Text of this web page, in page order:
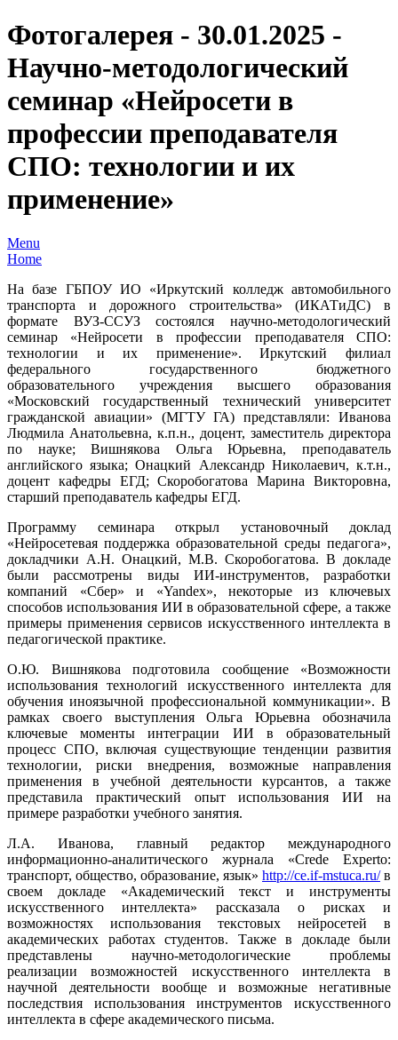
Фотогалерея - 30.01.2025 -
Научно-методологический
семинар «Нейросети в
профессии преподавателя
СПО: технологии и их
применение»
Menu
Home
На базе ГБПОУ ИО «Иркутский колледж автомобильного
транспорта и дорожного строительства» (ИКАТиДС) в
формате ВУЗ-ССУЗ состоялся научно-методологический
семинар «Нейросети в профессии преподавателя СПО:
технологии и их применение». Иркутский филиал
федерального государственного бюджетного
образовательного учреждения высшего образования
«Московский государственный технический университет
гражданской авиации» (МГТУ ГА) представляли: Иванова
Людмила Анатольевна, к.п.н., доцент, заместитель директора
по науке; Вишнякова Ольга Юрьевна, преподаватель
английского языка; Онацкий Александр Николаевич, к.т.н.,
доцент кафедры ЕГД; Скоробогатова Марина Викторовна,
старший преподаватель кафедры ЕГД.
Программу семинара открыл установочный доклад
«Нейросетевая поддержка образовательной среды педагога»,
докладчики А.Н. Онацкий, М.В. Скоробогатова. В докладе
были рассмотрены виды ИИ-инструментов, разработки
компаний «Сбер» и «Yandex», некоторые из ключевых
способов использования ИИ в образовательной сфере, а также
примеры применения сервисов искусственного интеллекта в
педагогической практике.
О.Ю. Вишнякова подготовила сообщение «Возможности
использования технологий искусственного интеллекта для
обучения иноязычной профессиональной коммуникации». В
рамках своего выступления Ольга Юрьевна обозначила
ключевые моменты интеграции ИИ в образовательный
процесс СПО, включая существующие тенденции развития
технологии, риски внедрения, возможные направления
применения в учебной деятельности курсантов, а также
представила практический опыт использования ИИ на
примере разработки учебного занятия.
Л.А. Иванова, главный редактор международного
информационно-аналитического журнала «Crede Experto:
транспорт, общество, образование, язык» http://ce.if-mstuca.ru/в
своем докладе «Академический текст и инструменты
искусственного интеллекта» рассказала о рисках и
возможностях использования текстовых нейросетей в
академических работах студентов. Также в докладе были
представлены научно-методологические проблемы
реализации возможностей искусственного интеллекта в
научной деятельности вообще и возможные негативные
последствия использования инструментов искусственного
интеллекта в сфере академического письма.